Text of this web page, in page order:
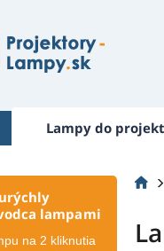
Lampy do
lampami
na 2 kliknutia